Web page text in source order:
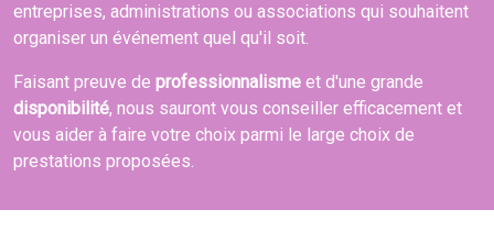
entreprises, administrations ou associations qui souhaitent
organiser un événement quel qu'il soit.
Faisant preuve de professionnalisme et d'une grande
disponibilité, nous sauront vous conseiller efficacement et
vous aider à faire votre choix parmi le large choix de
prestations proposées.